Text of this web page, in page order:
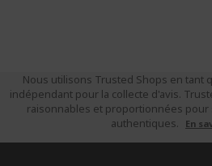
Nous utilisons Trusted Shops en tant
indépendant pour la collecte d'avis.
raisonnables et proportionnées pour
authentiques.
En